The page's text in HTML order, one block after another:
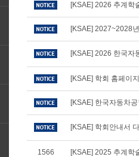
[KSAE] 2026 추계학
[KSAE] 2027~2028
[KSAE] 2026 한국자
[KSAE] 학회 홈페이
[KSAE] 한국자동차
[KSAE] 학회안내서
1566 [KSAE] 2025 추계학